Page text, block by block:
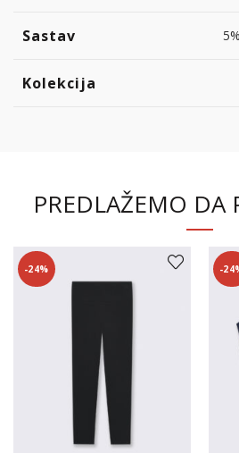
Sastav
Kolekcija
PREDLAŽEMO DA
-24% -